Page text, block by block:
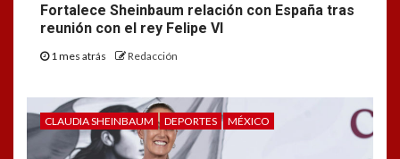
Fortalece Sheinbaum relación con España tras
reunión con el rey Felipe VI
1 mes atrás Redacción
CLAUDIA SHEINBAUM DEPORTES MÉXICO